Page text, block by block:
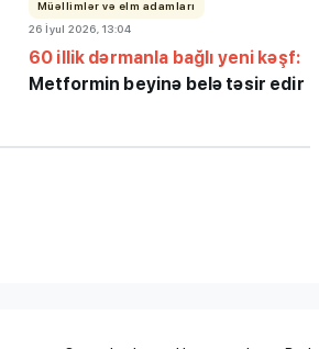
Müəllimlər və elm adamları
26 İyul 2026, 13:04
60 illik dərmanla bağlı yeni kəşf:
Metformin beyinə belə təsir edir
"3-5 balı çatmadığı üçün
gələcəyin həkimi kimya